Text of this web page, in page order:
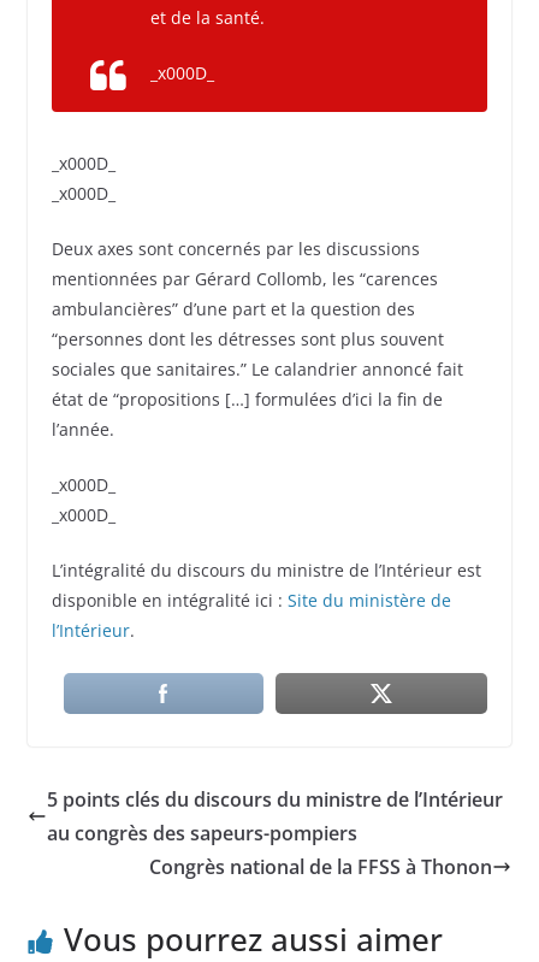
et de la santé.
_x000D_
_x000D_
_x000D_
Deux axes sont concernés par les discussions
mentionnées par Gérard Collomb, les “carences
ambulancières” d’une part et la question des
“personnes dont les détresses sont plus souvent
sociales que sanitaires.” Le calandrier annoncé fait
état de “propositions […] formulées d’ici la fin de
l’année.
_x000D_
_x000D_
L’intégralité du discours du ministre de l’Intérieur est
disponible en intégralité ici : Site du ministère de
l’Intérieur.
5 points clés du discours du ministre de l’Intérieur
au congrès des sapeurs-pompiers
Congrès national de la FFSS à Thonon
Vous pourrez aussi aimer